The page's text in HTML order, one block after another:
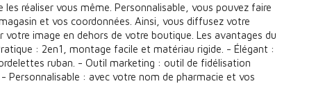
réaliser vous même. Personnalisable, vous pouvez faire
et vos coordonnées. Ainsi, vous diffusez votre
image en dehors de votre boutique. Les avantages du
: 2en1, montage facile et matériau rigide. - Élégant :
ruban. - Outil marketing : outil de fidélisation
Personnalisable : avec votre nom de pharmacie et vos